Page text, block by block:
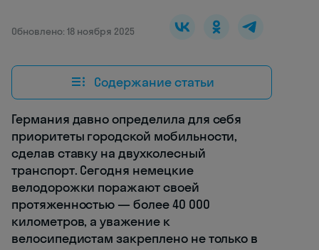
Обновлено: 18 ноября 2025
Содержание статьи
Германия давно определила для себя
приоритеты городской мобильности,
сделав ставку на двухколесный
транспорт. Сегодня немецкие
велодорожки поражают своей
протяженностью — более 40 000
километров, а уважение к
велосипедистам закреплено не только в